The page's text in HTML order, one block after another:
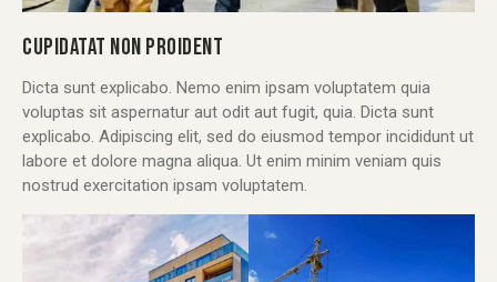
CUPIDATAT NON PROIDENT
Dicta sunt explicabo. Nemo enim ipsam voluptatem quia
voluptas sit aspernatur aut odit aut fugit, quia. Dicta sunt
explicabo. Adipiscing elit, sed do eiusmod tempor incididunt ut
labore et dolore magna aliqua. Ut enim minim veniam quis
nostrud exercitation ipsam voluptatem.